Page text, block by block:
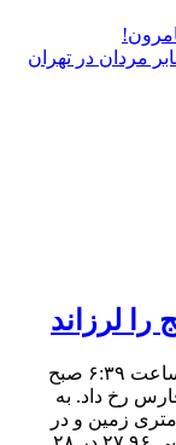
مردان در تهران
زمین لرزه‌ای در مقیاس ۳.۴ ریشتر در ساعت ۶:۳۹ صبح
فارس رخ داد. به
زمین و در